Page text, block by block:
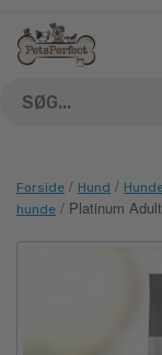
indhold
Forside / Hund /
hunde / Platinum